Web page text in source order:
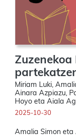
Miriam Luki,
Ainara Azpiazu,
Hoyo eta Aiala
2025-10-30
Amalia Simon eta